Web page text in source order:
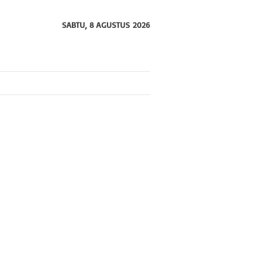
SABTU, 8 AGUSTUS 2026